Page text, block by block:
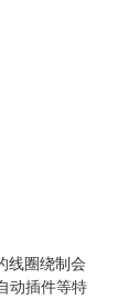
线圈绕制会
动插件等特